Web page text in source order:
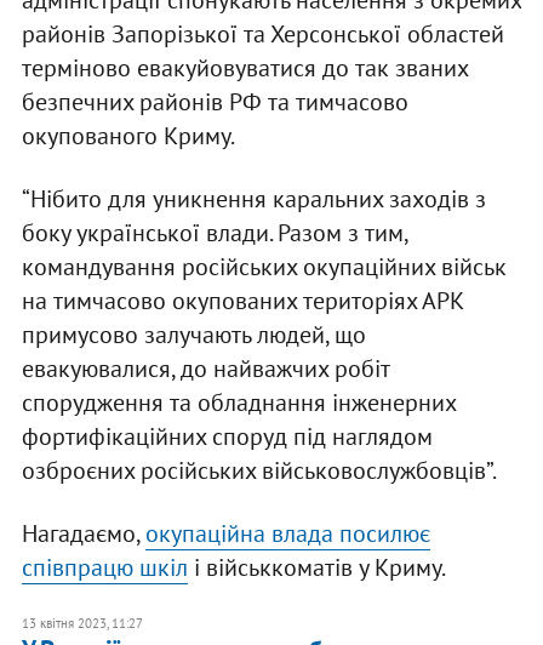
районів Запорізької та Херсонської областей
терміново евакуйовуватися до так званих
безпечних районів РФ та тимчасово
окупованого Криму.
“Нібито для уникнення каральних заходів з
боку української влади. Разом з тим,
командування російських окупаційних військ
на тимчасово окупованих територіях АРК
примусово залучають людей, що
евакуювалися, до найважчих робіт
спорудження та обладнання інженерних
фортифікаційних споруд під наглядом
озброєних російських військовослужбовців”.
Нагадаємо,окупаційна влада посилює
співпрацю шкіл і військкоматів у Криму.
13 квітня 2023, 11:27